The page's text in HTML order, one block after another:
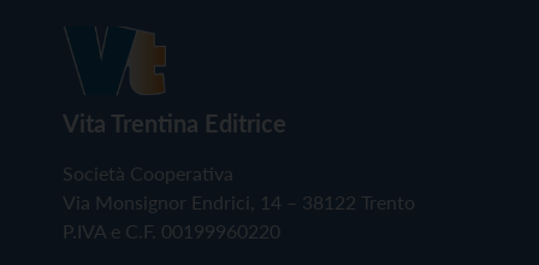
Vita Trentina Editrice
Società Cooperativa
Via Monsignor Endrici, 14 – 38122 Trento
P.IVA e C.F. 00199960220